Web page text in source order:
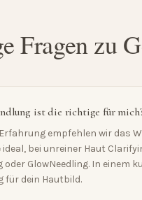
Fragen zu
ist die richtige für
Erfahrung empfehlen wir das
ideal, bei unreiner Haut
oder GlowNeedling. In einem
für dein Hautbild.